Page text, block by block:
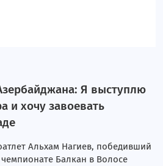
Я выступлю
и хочу завоевать
Альхам Нагиев, победивший
Балкан в Волосе